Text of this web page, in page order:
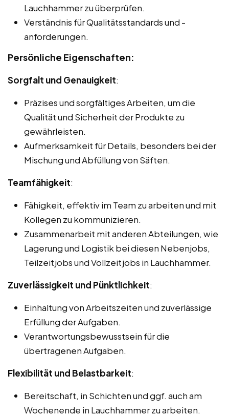
Lauchhammer zu überprüfen.
Verständnis für Qualitätsstandards und -
anforderungen.
Persönliche Eigenschaften:
Sorgfalt und Genauigkeit:
Präzises und sorgfältiges Arbeiten, um die
Qualität und Sicherheit der Produkte zu
gewährleisten.
Aufmerksamkeit für Details, besonders bei der
Mischung und Abfüllung von Säften.
Teamfähigkeit:
Fähigkeit, effektiv im Team zu arbeiten und mit
Kollegen zu kommunizieren.
Zusammenarbeit mit anderen Abteilungen, wie
Lagerung und Logistik bei diesen Nebenjobs,
Teilzeitjobs und Vollzeitjobs in Lauchhammer.
Zuverlässigkeit und Pünktlichkeit:
Einhaltung von Arbeitszeiten und zuverlässige
Erfüllung der Aufgaben.
Verantwortungsbewusstsein für die
übertragenen Aufgaben.
Flexibilität und Belastbarkeit:
Bereitschaft, in Schichten und ggf. auch am
Wochenende in Lauchhammer zu arbeiten.